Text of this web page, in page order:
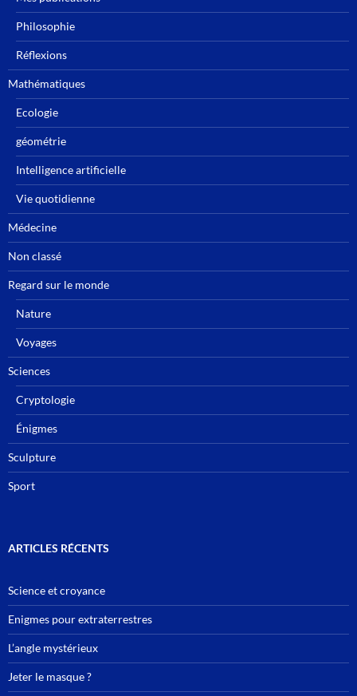
Philosophie
Réflexions
Mathématiques
Ecologie
géométrie
Intelligence artificielle
Vie quotidienne
Médecine
Non classé
Regard sur le monde
Nature
Voyages
Sciences
Cryptologie
Énigmes
Sculpture
Sport
ARTICLES RÉCENTS
Science et croyance
Enigmes pour extraterrestres
L’angle mystérieux
Jeter le masque ?